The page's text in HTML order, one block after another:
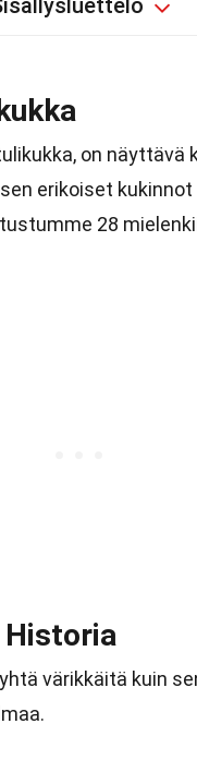
on näyttävä
erikoiset
28
Historia
värikkäitä kuin